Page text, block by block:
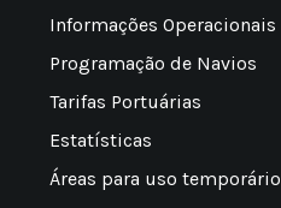
Informações Operacionais
Programação de Navios
Tarifas Portuárias
Estatísticas
Áreas para uso temporário